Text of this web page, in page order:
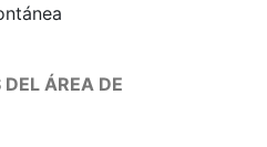
ÁREA DE